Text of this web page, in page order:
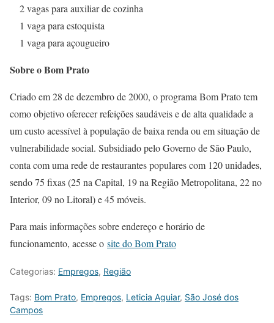
2 vagas para auxiliar de cozinha
1 vaga para estoquista
1 vaga para açougueiro
Sobre o Bom Prato
Criado em 28 de dezembro de 2000, o programa Bom Prato tem
como objetivo oferecer refeições saudáveis e de alta qualidade a
um custo acessível à população de baixa renda ou em situação de
vulnerabilidade social. Subsidiado pelo Governo de São Paulo,
conta com uma rede de restaurantes populares com 120 unidades,
sendo 75 fixas (25 na Capital, 19 na Região Metropolitana, 22 no
Interior, 09 no Litoral) e 45 móveis.
Para mais informações sobre endereço e horário de
funcionamento, acesse o site do Bom Prato
Categorias: Empregos, Região
Tags: Bom Prato, Empregos, Leticia Aguiar, São José dos
Campos